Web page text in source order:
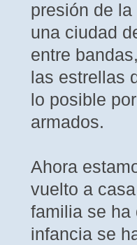
presión de
una ciudad
entre
las estrellas
lo posible
armados.
Ahora
vuelto a
familia se ha
infancia se